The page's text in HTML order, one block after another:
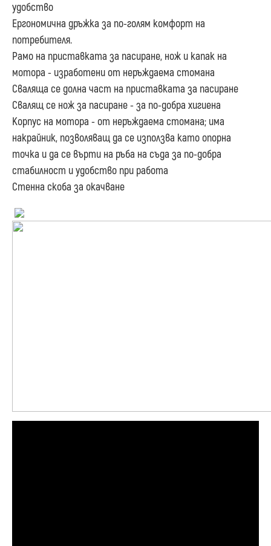
удобство
Ергономична дръжка за по-голям комфорт на
потребителя.
Рамо на приставката за пасиране, нож и капак на
мотора - изработени от неръждаема стомана
Сваляща се долна част на приставката за пасиране
Свалящ се нож за пасиране - за по-добра хигиена
Корпус на мотора - от неръждаема стомана; има
накрайник, позволяващ да се използва като опорна
точка и да се върти на ръба на съда за по-добра
стабилност и удобство при работа
Стенна скоба за окачване